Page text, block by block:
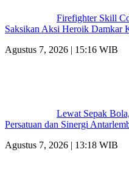
Firefighter Skill
Saksikan Aksi Heroik Damkar
Agustus 7, 2026 | 15:16 WIB
Lewat Sepak
Persatuan dan Sinergi
Agustus 7, 2026 | 13:18 WIB